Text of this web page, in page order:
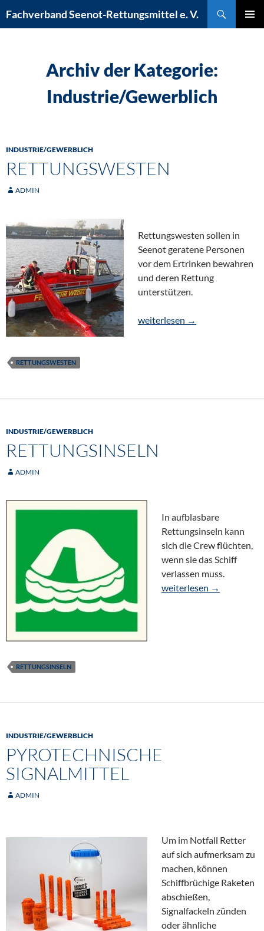
Inhalt
Fachverband Seenot-Rettungsmittel e. V.
Archiv der Kategorie:
Industrie/Gewerblich
INDUSTRIE/GEWERBLICH
RETTUNGSWESTEN
ADMIN
Rettungswesten sollen in
Seenot geratene Personen
vor dem Ertrinken bewahren
und deren Rettung
unterstützen.
Rettungswesten
weiterlesen →
RETTUNGSWESTEN
INDUSTRIE/GEWERBLICH
RETTUNGSINSELN
ADMIN
In aufblasbare
Rettungsinseln kann
sich die Crew flüchten,
wenn sie das Schiff
verlassen muss.
Rettungsinseln
weiterlesen →
RETTUNGSINSELN
INDUSTRIE/GEWERBLICH
PYROTECHNISCHE
SIGNALMITTEL
ADMIN
Um im Notfall Retter
auf sich aufmerksam zu
machen, können
Schiffbrüchige Raketen
abschießen,
Signalfackeln zünden
oder ähnliche